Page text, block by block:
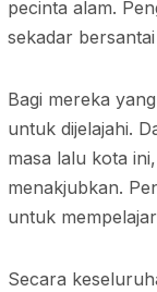
pecinta alam.
sekadar
Bagi mereka
untuk dijelajahi.
masa lalu kota
menakjubkan.
untuk
Secara